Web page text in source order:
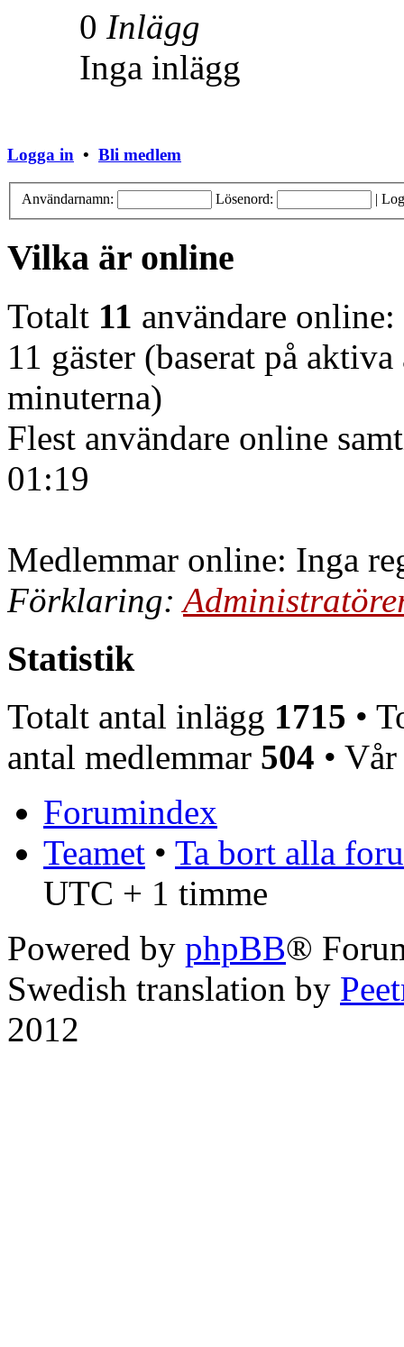
0 Inlägg
Inga inlägg
Logga in • Bli medlem
Användarnamn: Lösenord: |
Vilka är online
Totalt 11 användare
11 gäster (baserat på
minuterna)
Flest användare online
01:19
Medlemmar online: Inga
Förklaring:
Statistik
Totalt antal inlägg 1715 •
antal medlemmar 504 •
Forumindex
Teamet • Ta bort alla
UTC + 1 timme
Powered by phpBB®
Swedish translation by
2012